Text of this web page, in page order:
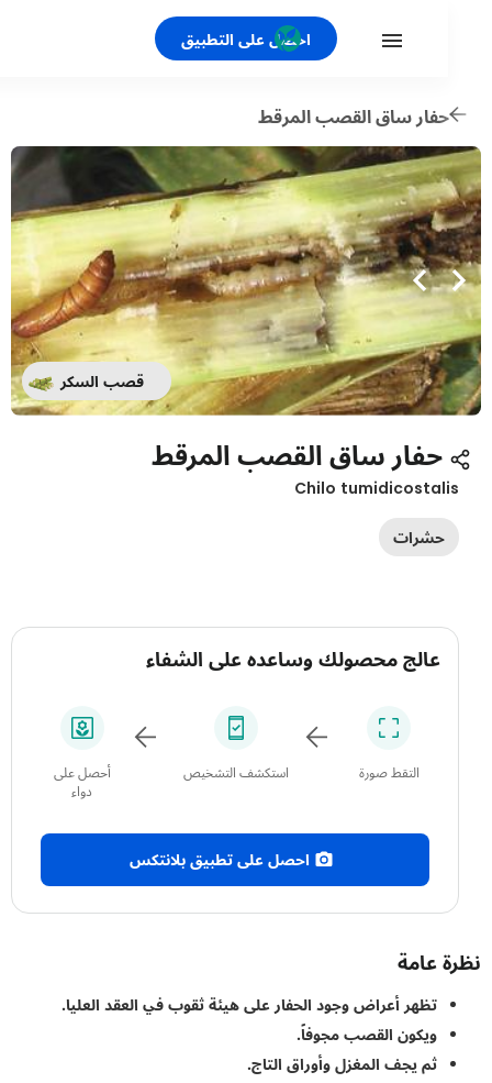
احصل على التطبيق
حفار ساق القصب المرقط
قصب السكر
حفار ساق القصب المرقط
Chilo
حشرات
عالج محصولك وساعده على الشفاء
التقط صورة استكشف التشخيص
أحصل على
احصل على تطبيق بلانتكس
عامة
تظهر أعراض وجود الحفار على هيئة ثقوب في العقد العليا.
ويكون القصب مجوفاً.
ثم يجف المغزل وأوراق التاج.